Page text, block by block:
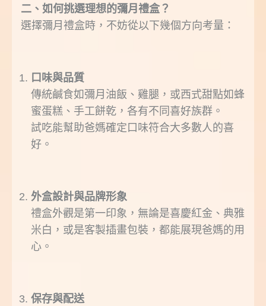
二、如何挑選理想的彌月禮盒？
選擇彌月禮盒時，不妨從以下幾個方向考量：
口味與品質
傳統鹹食如彌月油飯、雞腿，或西式甜點如蜂
蜜蛋糕、手工餅乾，各有不同喜好族群。
試吃能幫助爸媽確定口味符合大多數人的喜
好。
外盒設計與品牌形象
禮盒外觀是第一印象，無論是喜慶紅金、典雅
米白，或是客製插畫包裝，都能展現爸媽的用
心。
保存與配送